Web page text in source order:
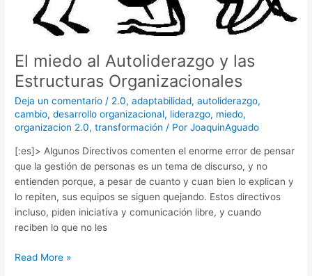
El miedo al Autoliderazgo y las
Estructuras Organizacionales
Deja un comentario / 2.0,adaptabilidad,autoliderazgo,
cambio,desarrollo organizacional, liderazgo, miedo,
organizacion 2.0,transformación / PorJoaquinAguado
[:es]> Algunos Directivos comenten el enorme error de pensar
que la gestión de personas es un tema de discurso, y no
entienden porque, a pesar de cuanto y cuan bien lo explican y
lo repiten, sus equipos se siguen quejando. Estos directivos
incluso, piden iniciativa y comunicación libre, y cuando
reciben lo que no les
Read More »